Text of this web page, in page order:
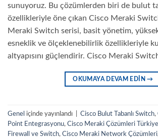
sunuyoruz. Bu çözümlerden biri de bulut
özellikleriyle öne çıkan Cisco Meraki
Meraki Switch serisi, basit yönetim,
esneklik ve ölçeklenebilirlik özellikleriyle
altyapısını güçlendirir. Cisco Meraki
OKUMAYA DEVAM EDIN→
Genel içinde yayınlandı Cisco Bulut Tabanlı Switch,
Point Entegrasyonu, Cisco Meraki Çözümleri Türkiye
Firewall ve Switch, Cisco Meraki Network Çözümleri